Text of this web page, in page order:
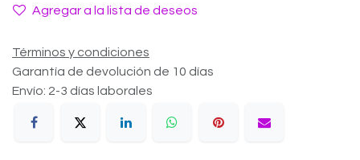
Agregar a la lista de deseos
Términos y condiciones
Garantía de devolución de 10 días
Envío: 2-3 días laborales